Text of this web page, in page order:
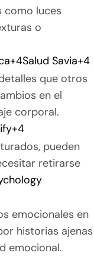
como luces
o
+4Salud Savia+4
que otros
en el
corporal.
+4
pueden
retirarse
emocionales en
historias ajenas
emocional.